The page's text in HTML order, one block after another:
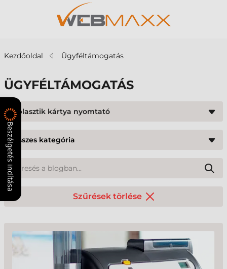
Kezdőoldal Ügyféltámogatás
ÜGYFÉLTÁMOGATÁS
#plasztik kártya nyomtató
Szűrések törlése
Beszélgetés indítása